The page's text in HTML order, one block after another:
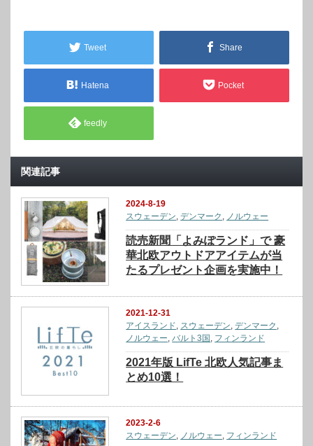
Tweet Share
Hatena Pocket
feedly
関連記事
2024-8-19
スウェーデン ,デンマーク ノルウェー
読売新聞「よみぽランド」で 豪
華北欧アウトドアアイテムが当
たるプレゼント企画を実施中！
2021-12-31
アイスランド, スウェーデン,デンマーク ,
ノルウェー,バルト3国 , フィンランド
2021年版 LifTe 北欧人気記事ま
とめ10選！
2023-2-6
スウェーデン
ノルウェー フィンランド